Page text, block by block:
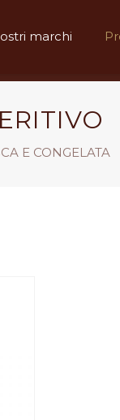
marchi
E CONGELATA